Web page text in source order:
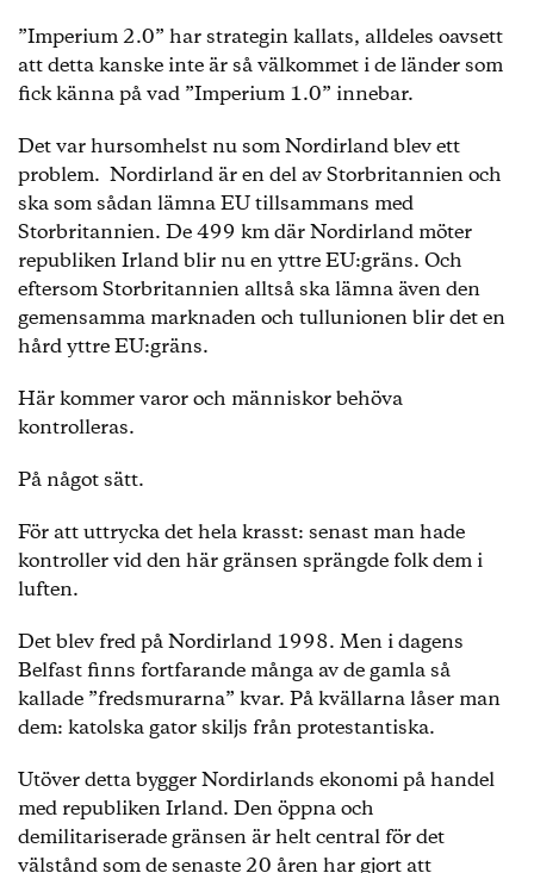
”Imperium 2.0” har strategin kallats, alldeles oavsett
att detta kanske inte är så välkommet i de länder som
fick känna på vad ”Imperium 1.0” innebar.
Det var hursomhelst nu som Nordirland blev ett
problem. Nordirland är en del av Storbritannien och
ska som sådan lämna EU tillsammans med
Storbritannien. De 499 km där Nordirland möter
republiken Irland blir nu en yttre EU:gräns. Och
eftersom Storbritannien alltså ska lämna även den
gemensamma marknaden och tullunionen blir det en
hård yttre EU:gräns.
Här kommer varor och människor behöva
kontrolleras.
På något sätt.
För att uttrycka det hela krasst: senast man hade
kontroller vid den här gränsen sprängde folk dem i
luften.
Det blev fred på Nordirland 1998. Men i dagens
Belfast finns fortfarande många av de gamla så
kallade ”fredsmurarna” kvar. På kvällarna låser man
dem: katolska gator skiljs från protestantiska.
Utöver detta bygger Nordirlands ekonomi på handel
med republiken Irland. Den öppna och
demilitariserade gränsen är helt central för det
välstånd som de senaste 20 åren har gjort att